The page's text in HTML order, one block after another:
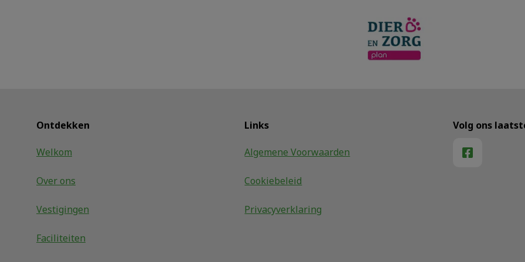
Ontdekken
Welkom
Over ons
Vestigingen
Faciliteiten
Links
Algemene Voorwaarden
Cookiebeleid
Privacyverklaring
Volg ons